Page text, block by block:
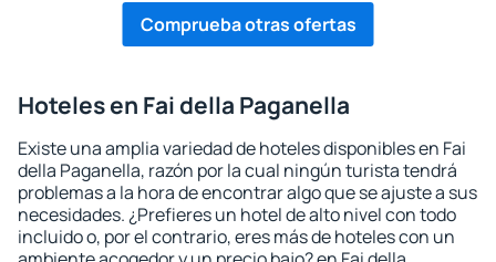
Comprueba otras ofertas
Hoteles en Fai della Paganella
Existe una amplia variedad de hoteles disponibles en Fai
della Paganella, razón por la cual ningún turista tendrá
problemas a la hora de encontrar algo que se ajuste a sus
necesidades. ¿Prefieres un hotel de alto nivel con todo
incluido o, por el contrario, eres más de hoteles con un